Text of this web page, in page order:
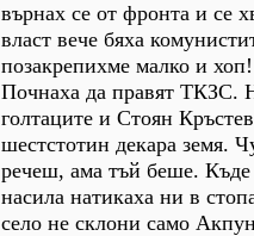
върнах се от фронта и се
власт вече бяха
позакрепихме малко и
Почнаха да правят ТКЗС.
голтаците и Стоян
шестстотин декара земя.
речеш, ама тъй беше. Къде
насила натикаха ни в
село не склони само